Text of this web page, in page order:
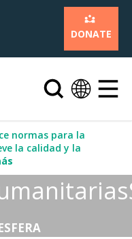
DONATE
normas para la
la calidad y la